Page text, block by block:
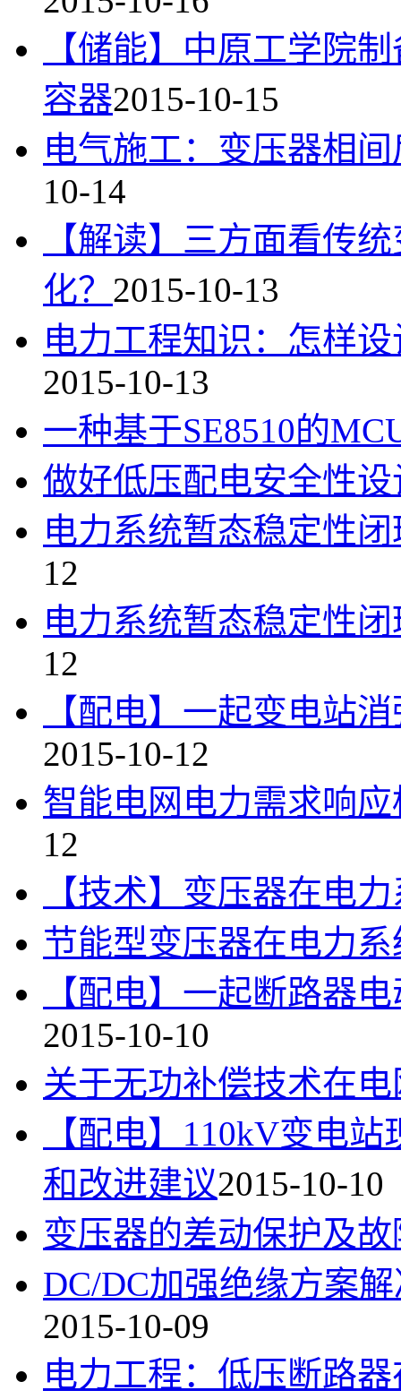
【储能】中原工学院
容器2015-10-15
电气施工：变压器相
10-14
【解读】三方面看传
化？ 2015-10-13
电力工程知识：怎样
2015-10-13
一种基于SE8510的
做好低压配电安全性设
电力系统暂态稳定性
12
电力系统暂态稳定性
12
【配电】一起变电站
2015-10-12
智能电网电力需求响
12
【技术】变压器在电
节能型变压器在电力
【配电】一起断路器
2015-10-10
关于无功补偿技术在
【配电】110kV变电
和改进建议2015-10-10
变压器的差动保护及
DC/DC加强绝缘方案
2015-10-09
电力工程：低压断路